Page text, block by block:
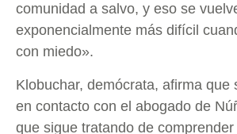
comunidad a salvo, y eso se
exponencialmente más difícil
con miedo».
Klobuchar, demócrata, afirma que
en contacto con el abogado de
que sigue tratando de